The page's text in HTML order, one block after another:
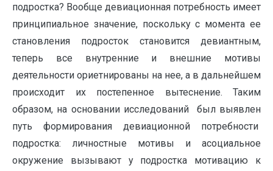
подростка? Вообще девиационная потребность имеет
принципиальное значение, поскольку с момента ее
становления подросток становится девиантным,
теперь все внутренние и внешние мотивы
деятельности ориетнированы на нее, а в дальнейшем
происходит их постепенное вытеснение. Таким
образом, на основании исследований был выявлен
путь формирования девиационной потребности
подростка: личностные мотивы и асоциальное
окружение вызывают у подростка мотивацию к